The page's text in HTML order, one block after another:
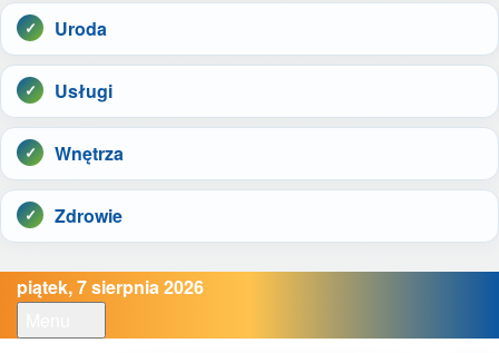
Uroda
Usługi
Wnętrza
Zdrowie
piątek, 7 sierpnia 2026